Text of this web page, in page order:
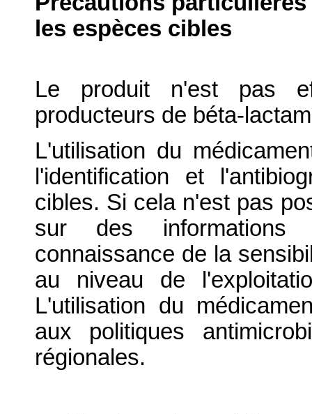
les espèces cibles
Le produit n'est pas
producteurs de béta-
L'utilisation du
l'identification et
cibles. Si cela n'est pas
sur des informations
connaissance de la
au niveau de
L'utilisation du
aux politiques
régionales.